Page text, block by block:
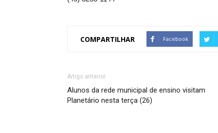
COMPARTILHAR Facebook
Artigo anterior
Alunos da rede municipal de ensino visitam
Planetário nesta terça (26)